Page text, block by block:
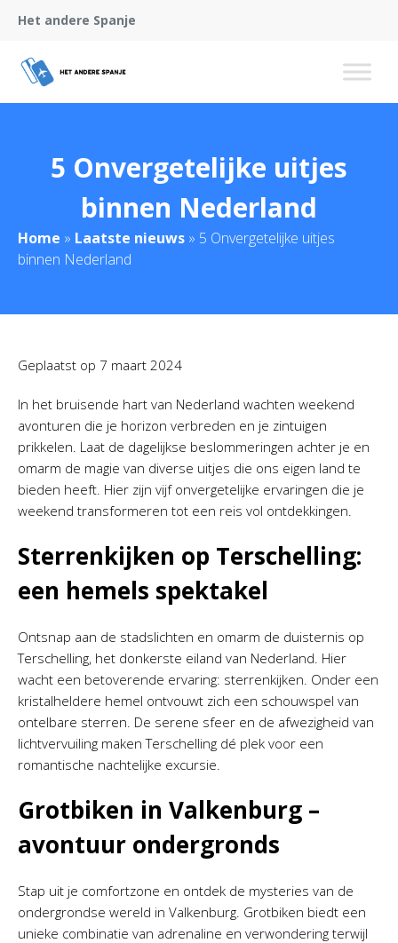
Het andere Spanje
5 Onvergetelijke uitjes
binnen Nederland
Home » Laatste nieuws » 5 Onvergetelijke uitjes
binnen Nederland
Geplaatst op 7 maart 2024
In het bruisende hart van Nederland wachten weekend
avonturen die je horizon verbreden en je zintuigen
prikkelen. Laat de dagelijkse beslommeringen achter je en
omarm de magie van diverse uitjes die ons eigen land te
bieden heeft. Hier zijn vijf onvergetelijke ervaringen die je
weekend transformeren tot een reis vol ontdekkingen.
Sterrenkijken op Terschelling:
een hemels spektakel
Ontsnap aan de stadslichten en omarm de duisternis op
Terschelling, het donkerste eiland van Nederland. Hier
wacht een betoverende ervaring: sterrenkijken. Onder een
kristalheldere hemel ontvouwt zich een schouwspel van
ontelbare sterren. De serene sfeer en de afwezigheid van
lichtvervuiling maken Terschelling dé plek voor een
romantische nachtelijke excursie.
Grotbiken in Valkenburg –
avontuur ondergronds
Stap uit je comfortzone en ontdek de mysteries van de
ondergrondse wereld in Valkenburg. Grotbiken biedt een
unieke combinatie van adrenaline en verwondering terwijl